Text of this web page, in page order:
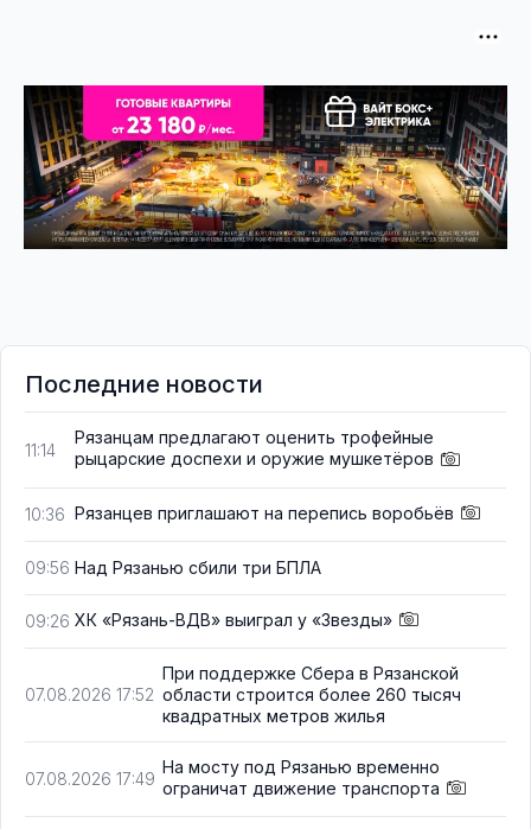
Последние новости
11:14
Рязанцам предлагают оценить трофейные
рыцарские доспехи и оружие мушкетёров
10:36 Рязанцев приглашают на перепись воробьёв
09:56 Над Рязанью сбили три БПЛА
09:26 ХК «Рязань-ВДВ» выиграл у «Звезды»
07.08.2026 17:52
При поддержке Сбера в Рязанской
области строится более 260 тысяч
квадратных метров жилья
07.08.2026 17:49
На мосту под Рязанью временно
ограничат движение транспорта